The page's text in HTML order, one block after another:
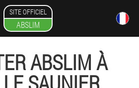
SITE OFFICIEL
ABSLIM
ABSLIM À